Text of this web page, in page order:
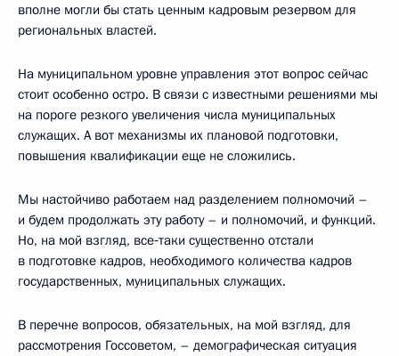
вполне могли бы стать ценным кадровым резервом для
региональных властей.
На муниципальном уровне управления этот вопрос сейчас
стоит особенно остро. В связи с известными решениями мы
на пороге резкого увеличения числа муниципальных
служащих. А вот механизмы их плановой подготовки,
повышения квалификации еще не сложились.
Мы настойчиво работаем над разделением полномочий –
и будем продолжать эту работу – и полномочий, и функций.
Но, на мой взгляд, все‑таки существенно отстали
в подготовке кадров, необходимого количества кадров
государственных, муниципальных служащих.
В перечне вопросов, обязательных, на мой взгляд, для
рассмотрения Госсоветом, – демографическая ситуация